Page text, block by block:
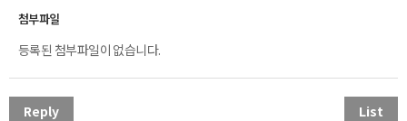
등록된 첨부파일이 없습니다.
Reply List